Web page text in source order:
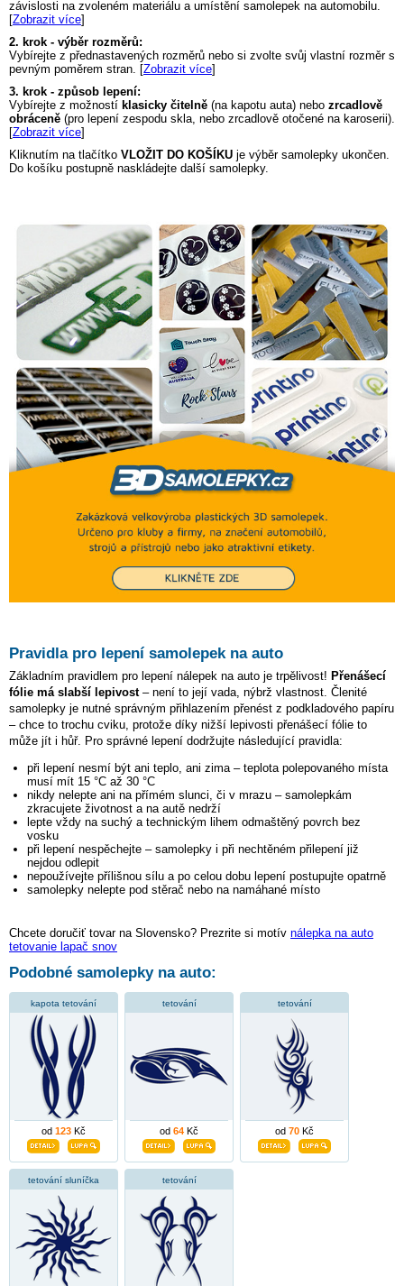
závislosti na zvoleném materiálu a umístění samolepek na automobilu.
[Zobrazit více]
2. krok - výběr rozměrů:
Vybírejte z přednastavených rozměrů nebo si zvolte svůj vlastní rozměr s
pevným poměrem stran. [Zobrazit více]
3. krok - způsob lepení:
Vybírejte z možností klasicky čitelně (na kapotu auta) nebo zrcadlově
obráceně (pro lepení zespodu skla, nebo zrcadlově otočené na karoserii).
[Zobrazit více]
Kliknutím na tlačítko VLOŽIT DO KOŠÍKU je výběr samolepky ukončen.
Do košíku postupně naskládejte další samolepky.
Pravidla pro lepení samolepek na auto
Základním pravidlem pro lepení nálepek na auto je trpělivost! Přenášecí
fólie má slabší lepivost– není to její vada, nýbrž vlastnost. Členité
samolepky je nutné správným přihlazením přenést z podkladového papíru
– chce to trochu cviku, protože díky nižší lepivosti přenášecí fólie to
může jít i hůř. Pro správné lepení dodržujte následující pravidla:
při lepení nesmí být ani teplo, ani zima – teplota polepovaného místa
musí mít 15 °C až 30 °C
nikdy nelepte ani na přímém slunci, či v mrazu – samolepkám
zkracujete životnost a na autě nedrží
lepte vždy na suchý a technickým lihem odmaštěný povrch bez
vosku
při lepení nespěchejte – samolepky i při nechtěném přilepení již
nejdou odlepit
nepoužívejte přílišnou sílu a po celou dobu lepení postupujte opatrně
samolepky nelepte pod stěrač nebo na namáhané místo
Chcete doručiť tovar na Slovensko? Prezrite si motív nálepka na auto
tetovanie lapač snov
Podobné samolepky na auto:
kapota tetování
od 123 Kč
tetování
od 64 Kč
tetování
od 70 Kč
tetování sluníčka tetování